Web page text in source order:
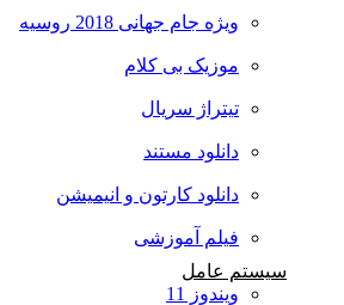
ویژه جام جهانی 2018 روسیه
موزیک بی کلام
تیتراژ سریال
دانلود مستند
دانلود کارتون و انیمیشن
فیلم آموزشی
سیستم عامل
ویندوز 11